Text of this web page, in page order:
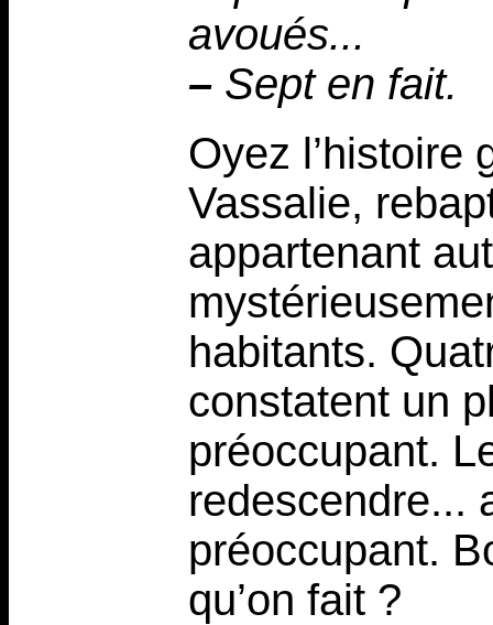
avoués...
– Sept en fait.
Oyez l’histoire
Vassalie,
appartenant
habitants.
constatent un
préoccupant.
redescendre...
préoccupant.
qu’on fait ?